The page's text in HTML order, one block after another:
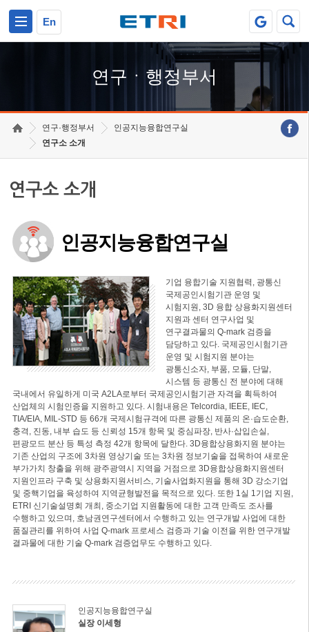
En
연구ㆍ행정부서
연구·행정부서
인공지능융합연구실
연구소 소개
연구소 소개
인공지능융합연구실
기업 융합기술 지원협력, 광통신
국제공인시험기관 운영 및
시험지원, 3D 융합 상용화지원센터
지원과 센터 연구사업 및
연구결과물의 Q-mark 검증을
담당하고 있다. 국제공인시험기관
운영 및 시험지원 분야는
광통신소자, 부품, 모듈, 단말,
시스템 등 광통신 전 분야에 대해
국내에서 유일하게 미국 A2LA로부터 국제공인시험기관 자격을 획득하여
산업체의 시험인증을 지원하고 있다. 시험내용은 Telcordia, IEEE, IEC,
TIA/EIA, MIL-STD 등 66개 국제시험규격에 따른 광통신 제품의 온·습도순환,
충격, 진동, 내부 습도 등 신뢰성 15개 항목 및 중심파장, 반사·삽입손실,
편광모드 분산 등 특성 측정 42개 항목에 달한다. 3D융합상용화지원 분야는
기존 산업의 구조에 3차원 영상기술 또는 3차원 정보기술을 접목하여 새로운
부가가치 창출을 위해 광주광역시 지역을 거점으로 3D융합상용화지원센터
지원인프라 구축 및 상용화지원서비스, 기술사업화지원을 통해 3D 강소기업
및 중핵기업을 육성하여 지역균형발전을 목적으로 있다. 또한 1실 1기업 지원,
ETRI 신기술설명회 개최, 중소기업 지원활동에 대한 고객 만족도 조사를
수행하고 있으며, 호남권연구센터에서 수행하고 있는 연구개발 사업에 대한
품질관리를 위하여 사업 Q-mark 프로세스 검증과 기술 이전을 위한 연구개발
결과물에 대한 기술 Q-mark 검증업무도 수행하고 있다.
인공지능융합연구실
실장 이세형